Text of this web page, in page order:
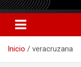
Inicio veracruzana